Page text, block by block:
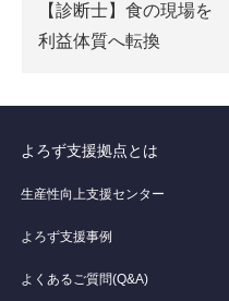
【診断士】食の現場を
利益体質へ転換
よろず支援拠点とは
生産性向上支援センター
よろず支援事例
よくあるご質問(Q&A)